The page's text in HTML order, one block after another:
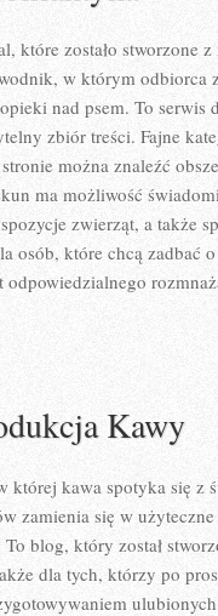
które zostało stworzone
w którym odbiorca
nad psem. To serwis
zbiór treści. Fajne
można znaleźć
ma możliwość
zwierząt, a także
osób, które chcą zadbać
odpowiedzialnego
Kawy
której kawa spotyka się z
zamienia się w
blog, który został
dla tych, którzy po